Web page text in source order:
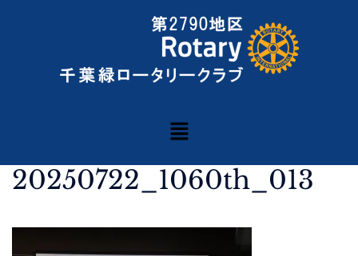
20250722_1060th_013